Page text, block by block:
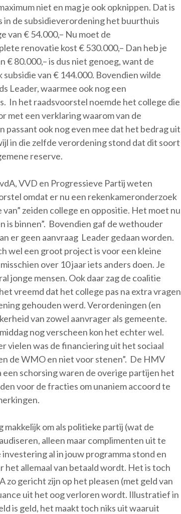
niet en mag je ook opknippen. Dat is
in de subsidieverordening het buurthuis
van € 54.000,– Nu moet de
renovatie kost € 530.000,– Dan heb je
80.000,– is dus niet genoeg, want de
van € 144.000. Bovendien wilde
Leader, waarmee ook nog een
In het raadsvoorstel noemde het college die
met een verklaring waarom van de
ook nog even mee dat het bedrag uit
in die zelfde verordening stond dat dit soort
reserve.
VVD en Progressieve Partij weten
omdat er nu een rekenkameronderzoek
zeiden college en oppositie. Het moet nu
is binnen”. Bovendien gaf de wethouder
er geen aanvraag Leader gedaan worden.
wel een groot project is voor een kleine
over 10 jaar iets anders doen. Je
jonge mensen. Ook daar zag de coalitie
vreemd dat het college pas na extra vragen
gehouden werd. Verordeningen (en
van zowel aanvrager als gemeente.
nog verscheen kon het echter wel.
vielen was de financiering uit het sociaal
de WMO en niet voor stenen”. De HMV
schorsing waren de overige partijen het
voor de fracties om unaniem accoord te
om als politieke partij (wat de
alleen maar complimenten uit te
al in jouw programma stond en
het allemaal van betaald wordt. Het is toch
gericht zijn op het pleasen (met geld van
uit het oog verloren wordt. Illustratief in
is geld, het maakt toch niks uit waaruit